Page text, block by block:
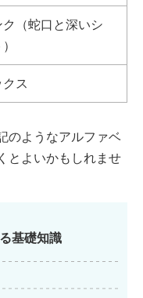
（蛇口と深いシ
クス
のようなアルファベ
とよいかもしれませ
基礎知識